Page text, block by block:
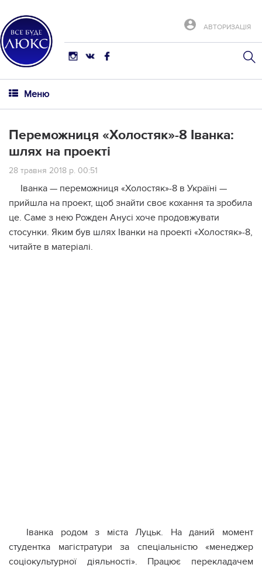
АВТОРИЗАЦІЯ
Меню
Переможниця «Холостяк»-8 Іванка:
шлях на проекті
28 травня 2018 р. 00:51
Іванка — переможниця «Холостяк»-8 в Україні —
прийшла на проект, щоб знайти своє кохання та зробила
це. Саме з нею Рожден Анусі хоче продовжувати
стосунки. Яким був шлях Іванки на проекті «Холостяк»-8,
читайте в матеріалі.
Іванка родом з міста Луцьк. На даний момент
студентка магістратури за спеціальністю «менеджер
соціокультурної діяльності». Працює перекладачем